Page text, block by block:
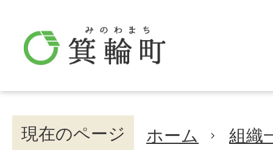
現在のページ ホーム 組織